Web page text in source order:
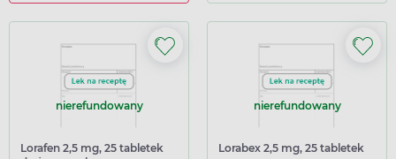
nierefundowany
Lorafen 2,5 mg, 25 tabletek
nierefundowany
Lorabex 2,5 mg, 25 tabletek